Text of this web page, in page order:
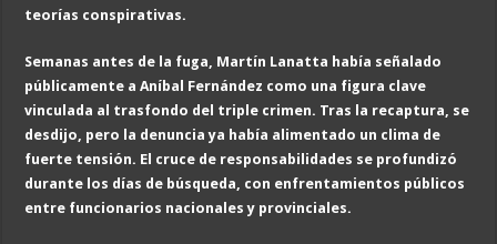
teorías conspirativas.
Semanas antes de la fuga, Martín Lanatta había señalado
públicamente a Aníbal Fernández como una figura clave
vinculada al trasfondo del triple crimen. Tras la recaptura, se
desdijo, pero la denuncia ya había alimentado un clima de
fuerte tensión. El cruce de responsabilidades se profundizó
durante los días de búsqueda, con enfrentamientos públicos
entre funcionarios nacionales y provinciales.